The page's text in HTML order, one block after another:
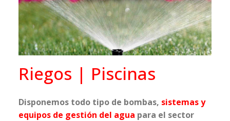
Riegos | Piscinas
Disponemos todo tipo de bombas, sistemas y
equipos de gestión del agua para el sector